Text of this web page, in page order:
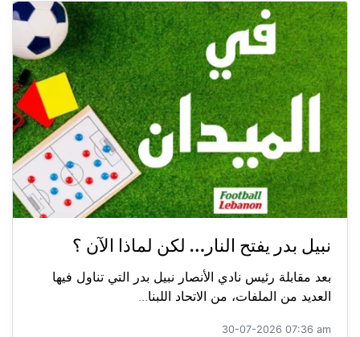
نبيل بدر يفتح النار… لكن لماذا الآن ؟
بعد مقابلة رئيس نادي الأنصار نبيل بدر التي تناول فيها
العديد من الملفات، من الاتحاد اللبنا...
30-07-2026 07:36 am